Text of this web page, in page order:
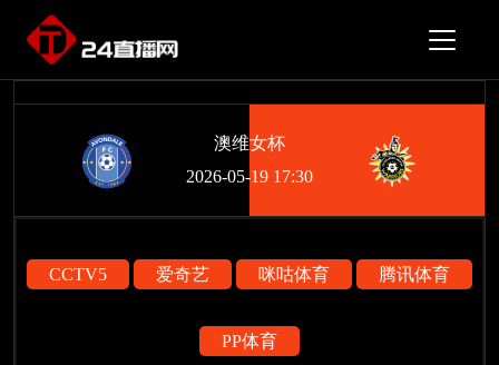
澳维女杯
2026-05-19 17:30
CCTV5 爱奇艺 咪咕体育 腾讯体育
PP体育